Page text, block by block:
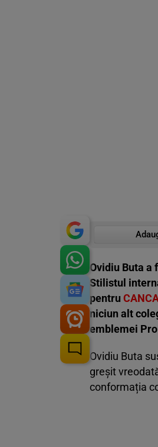
Ovidiu Buta a
Stilistul
pentru
niciun alt
emblemei
Ovidiu Buta
greșit
conformația